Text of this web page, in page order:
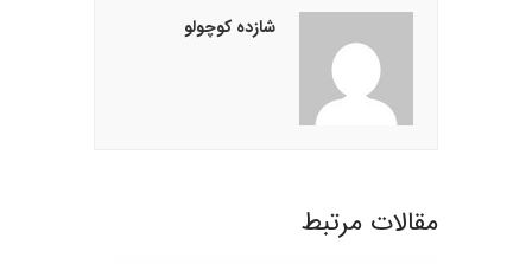
شازده کوچولو
مقالات مرتبط